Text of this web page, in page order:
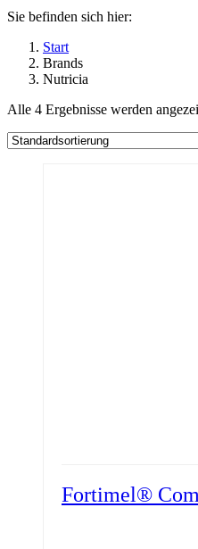
Sie befinden sich hier:
Start
Brands
Nutricia
Alle 4 Ergebnisse werden
Fortimel®